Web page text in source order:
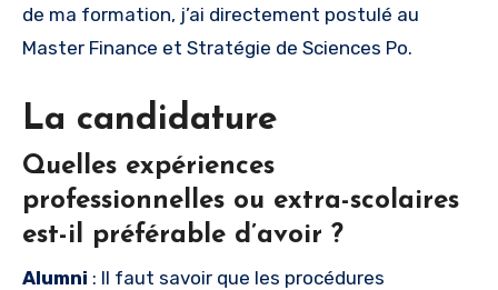
de ma formation, j’ai directement postulé au
Master Finance et Stratégie de Sciences Po.
La candidature
Quelles expériences
professionnelles ou extra-scolaires
est-il préférable d’avoir ?
Alumni : Il faut savoir que les procédures